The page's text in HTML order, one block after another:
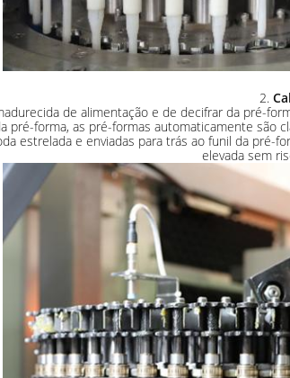
2.
de alimentação e de decifrar da pré-
pré-forma, as pré-formas automaticamente são
estrelada e enviadas para trás ao funil da
elevada sem